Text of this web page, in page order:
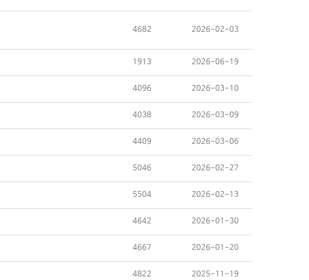
4682 2026-02-03
1913 2026-06-19
4096 2026-03-10
4038 2026-03-09
4409 2026-03-06
5046 2026-02-27
5504 2026-02-13
4642 2026-01-30
4667 2026-01-20
4822 2025-11-19